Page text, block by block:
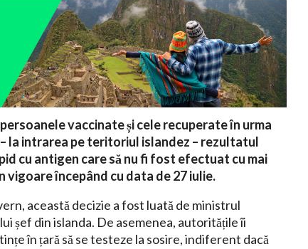
vaccinate și cele recuperate în urma
la intrarea pe teritoriul islandez – rezultatul
cu antigen care să nu fi fost efectuat cu mai
vigoare începând cu data de 27 iulie.
această decizie a fost luată de ministrul
șef din islanda. De asemenea, autoritățile îi
în țară să se testeze la sosire, indiferent dacă